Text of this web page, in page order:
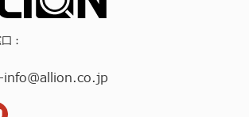
：
info@allion.co.jp